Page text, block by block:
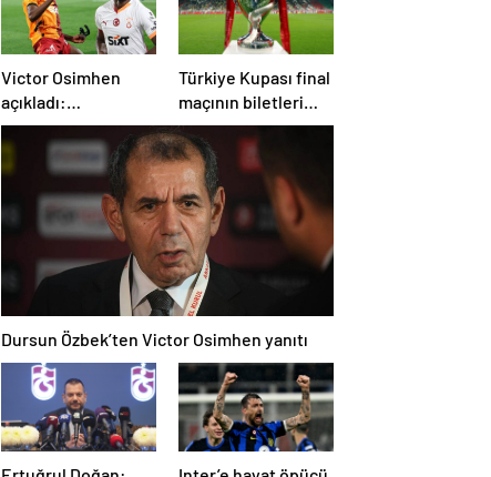
Victor Osimhen
açıkladı:
Galatasaray’a evet
derdim
Türkiye Kupası final
maçının biletleri
satışa çıktı
Dursun Özbek’ten Victor Osimhen yanıtı